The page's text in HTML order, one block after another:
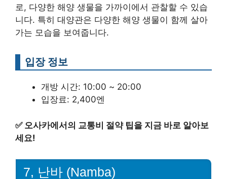
로, 다양한 해양 생물을 가까이에서 관찰할 수 있습
니다. 특히 대양관은 다양한 해양 생물이 함께 살아
가는 모습을 보여줍니다.
입장 정보
개방 시간: 10:00 ~ 20:00
입장료: 2,400엔
✅ 오사카에서의 교통비 절약 팁을 지금 바로 알아보
세요!
7, 난바 (Namba)